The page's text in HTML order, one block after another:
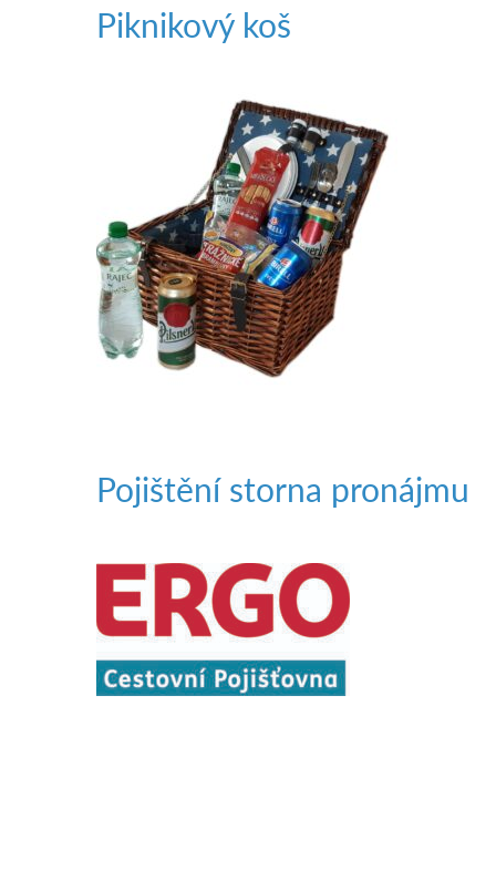
Piknikový koš
Pojištění storna pronájmu